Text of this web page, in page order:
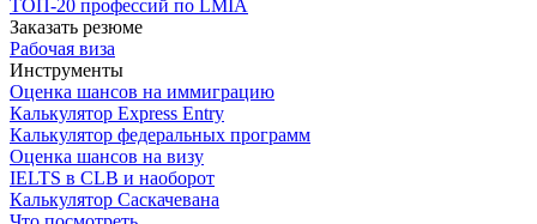
ТОП-20 профессий по LMIA
Заказать резюме
Рабочая виза
Инструменты
Оценка шансов на иммиграцию
Калькулятор Express Entry
Калькулятор федеральных программ
Оценка шансов на визу
IELTS в CLB и наоборот
Калькулятор Саскачевана